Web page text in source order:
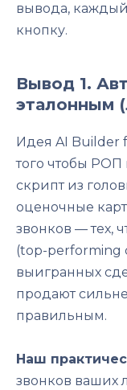
вывода,
кнопку.
Вывод 1.
эталонным
Идея AI Builder
того чтобы
скрипт из
оценочные
звонков — тех,
(top-performing
выигранных
продают
правильным.
Наш
звонков